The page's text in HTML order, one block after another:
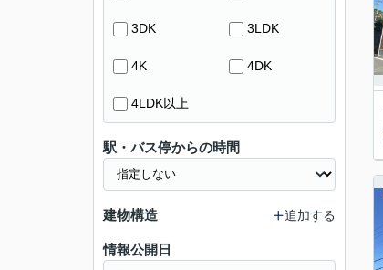
3DK 3LDK
4K 4DK
4LDK以上
駅・バス停からの時間
建物構造 追加する
情報公開日